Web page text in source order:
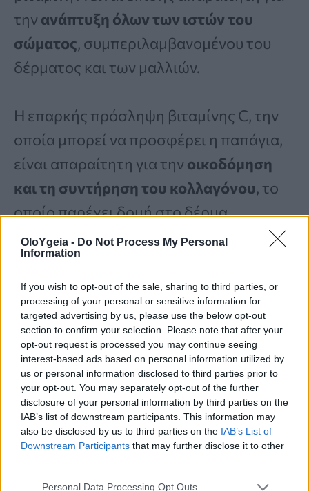
OloYgeia - Do Not Process My Personal
Information
If you wish to opt-out of the sale, sharing to third parties, or
processing of your personal or sensitive information for
targeted advertising by us, please use the below opt-out
section to confirm your selection. Please note that after your
opt-out request is processed you may continue seeing
interest-based ads based on personal information utilized by
us or personal information disclosed to third parties prior to
your opt-out. You may separately opt-out of the further
disclosure of your personal information by third parties on the
IAB’s list of downstream participants. This information may
also be disclosed by us to third parties on the IAB’s List of
Downstream Participants that may further disclose it to other
Personal Data Processing Opt Outs
την ανάπτυξη όλων των ιστών του
σώματος, συμπεριλαμβανομένου του
δέρματος και των μαλλιών.
Η επαρκής πρόσληψη βιταμίνης C, την
οποία μπορεί να προσφέρει η παπάγια,
είναι απαραίτητη για την οικοδόμηση
και τη συντήρηση του κολλαγόνου, το
οποίο παρέχει δομή στο δέρμα.
Πιθανές παρενέργειας της
παπάγιας – Ποιοι δεν πρέπει να
τρώνε
Ο καρπός της παπάγιας είναι μια κοινή
τροφή και είναι ασφαλής να
καταναλωθεί όταν είναι ώριμος.
Ωστόσο, τοάγουρο φρούτοπεριέχει
λάτεξ παπάγιας, το οποίο περιέχει ένα